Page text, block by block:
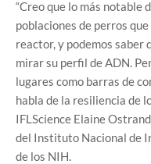
“Creo que lo más notable
poblaciones de perros
reactor, y podemos saber
mirar su perfil de ADN.
lugares como barras de
habla de la resiliencia de
IFLScience Elaine
del Instituto Nacional de
de los NIH.